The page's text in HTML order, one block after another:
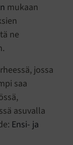
mukaan
ne
jossa
saa
asuvalla
Ensi- ja